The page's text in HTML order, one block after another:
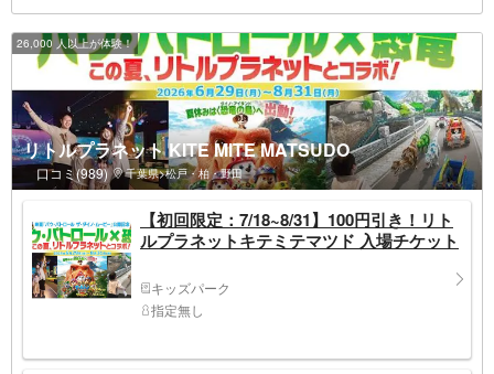
26,000 人以上が体験！
リトルプラネット KITE MITE MATSUDO
口コミ(989) 千葉県>松戸・柏・野田
【初回限定：7/18~8/31】100円引き！リト
ルプラネットキテミテマツド 入場チケット
キッズパーク
指定無し